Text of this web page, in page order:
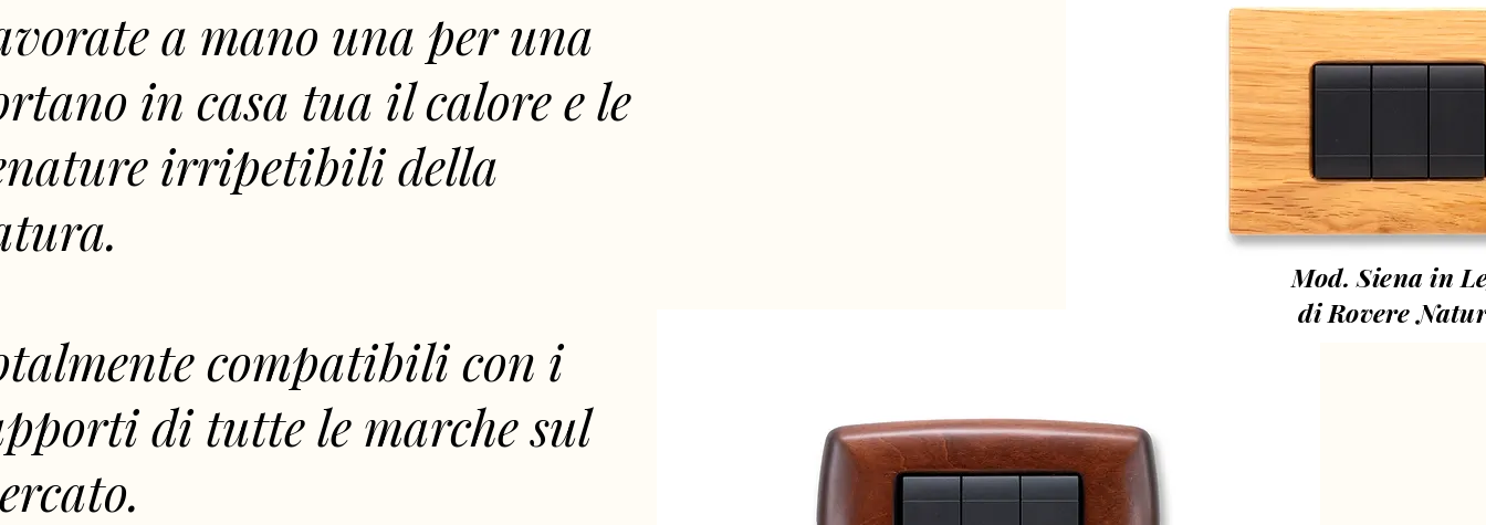
a mano una per una
in casa tua il calore e le
irripetibili della
compatibili con i
di tutte le marche sul
Mod. Siena in
di Rovere